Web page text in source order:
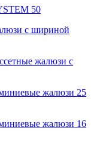
50
с шириной
жалюзи с
жалюзи 25
жалюзи 16